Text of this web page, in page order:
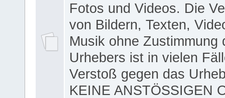
Fotos und Videos. Die
von Bildern, Texten,
Musik ohne Zustimmung
Urhebers ist in vielen
Verstoß gegen das
KEINE ANSTÖSSIGEN